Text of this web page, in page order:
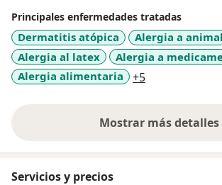
Principales enfermedades tratadas
Dermatitis atópica
Alergia a
Alergia al latex
Alergia a
Alergia alimentaria
+5
Mostrar más detalles
sobre la
Servicios y precios